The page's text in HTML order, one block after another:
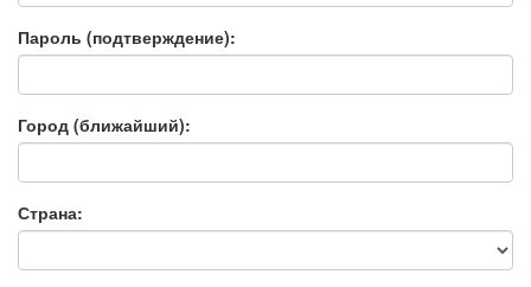
Пароль (подтверждение):
Город (ближайший):
Страна: